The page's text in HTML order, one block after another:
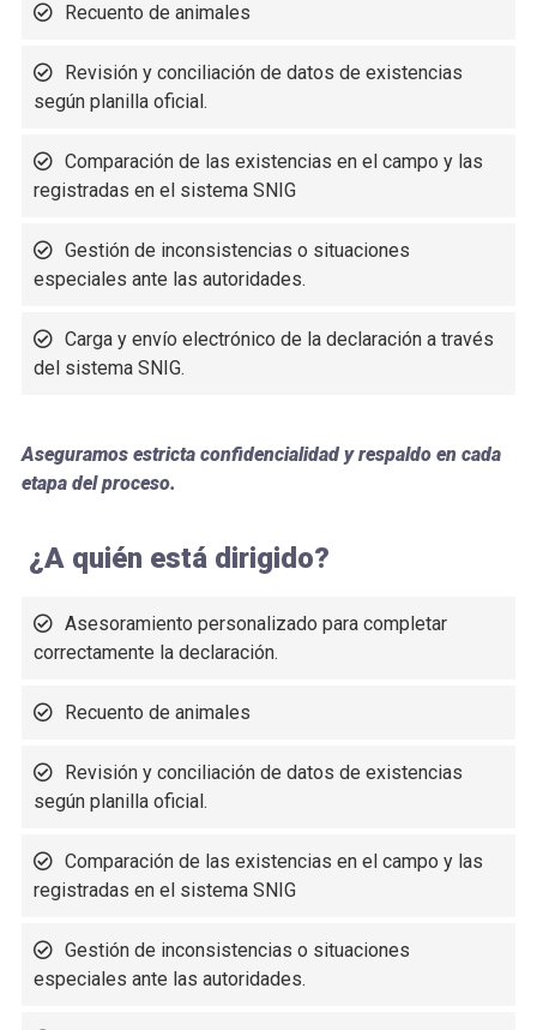
Recuento de animales
Revisión y conciliación de datos de existencias
según planilla oficial.
Comparación de las existencias en el campo y las
registradas en el sistema SNIG
Gestión de inconsistencias o situaciones
especiales ante las autoridades.
Carga y envío electrónico de la declaración a través
del sistema SNIG.
Aseguramos estricta confidencialidad y respaldo en cada
etapa del proceso.
¿A quién está dirigido?
Asesoramiento personalizado para completar
correctamente la declaración.
Recuento de animales
Revisión y conciliación de datos de existencias
según planilla oficial.
Comparación de las existencias en el campo y las
registradas en el sistema SNIG
Gestión de inconsistencias o situaciones
especiales ante las autoridades.